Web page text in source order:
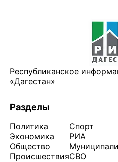
Республиканское
«Дагестан»
Разделы
Политика
Экономика
Общество
Происшествия
Спорт
РИА
СВО